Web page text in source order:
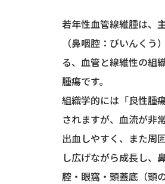
若年性血管線維腫は、
（鼻咽腔：びいんくう
る、血管と線維性の組
腫瘍です。
組織学的には「良性腫
されますが、血流が非
出血しやすく、また周
し広げながら成長し、
腔・眼窩・頭蓋底（頭